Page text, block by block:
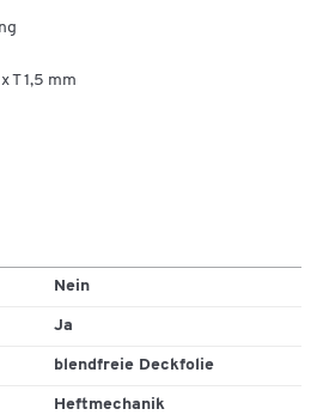
T 1,5 mm
Nein
Ja
blendfreie Deckfolie
Heftmechanik